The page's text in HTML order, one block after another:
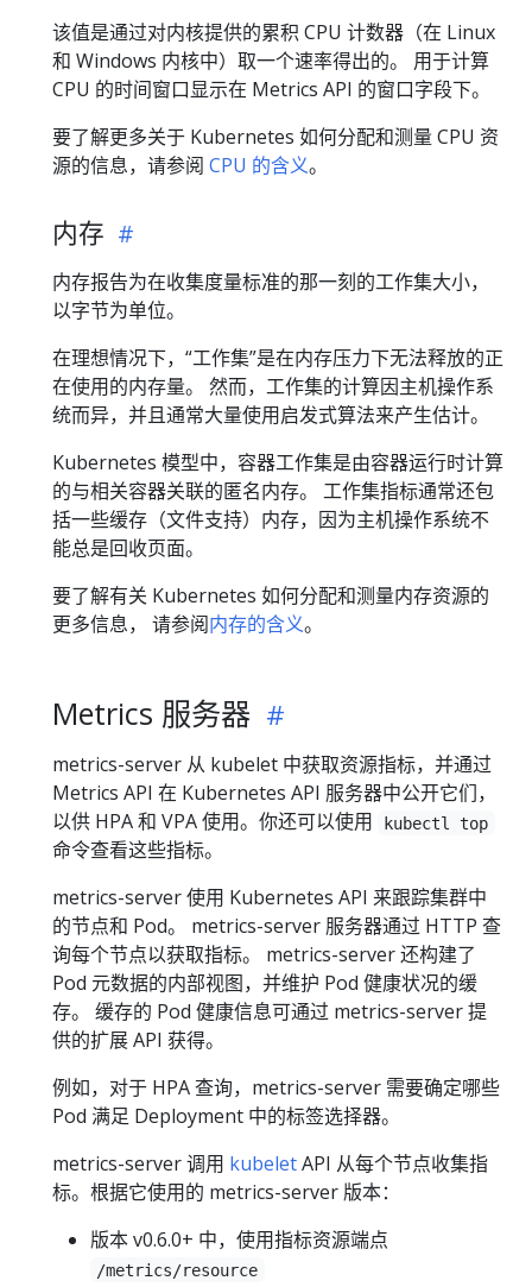
该值是通过对内核提供的累积 CPU 计数器（在 Linux
和 Windows 内核中）取一个速率得出的。 用于计算
CPU 的时间窗口显示在 Metrics API 的窗口字段下。
要了解更多关于 Kubernetes 如何分配和测量 CPU 资
源的信息，请参阅 CPU 的含义。
内存
内存报告为在收集度量标准的那一刻的工作集大小，
以字节为单位。
在理想情况下，“工作集”是在内存压力下无法释放的正
在使用的内存量。 然而，工作集的计算因主机操作系
统而异，并且通常大量使用启发式算法来产生估计。
Kubernetes 模型中，容器工作集是由容器运行时计算
的与相关容器关联的匿名内存。 工作集指标通常还包
括一些缓存（文件支持）内存，因为主机操作系统不
能总是回收页面。
要了解有关 Kubernetes 如何分配和测量内存资源的
更多信息， 请参阅内存的含义。
Metrics 服务器
metrics-server 从 kubelet 中获取资源指标，并通过
Metrics API 在 Kubernetes API 服务器中公开它们，
以供 HPA 和 VPA 使用。你还可以使用
kubectl top
命令查看这些指标。
metrics-server 使用 Kubernetes API 来跟踪集群中
的节点和 Pod。 metrics-server 服务器通过 HTTP 查
询每个节点以获取指标。 metrics-server 还构建了
Pod 元数据的内部视图，并维护 Pod 健康状况的缓
存。 缓存的 Pod 健康信息可通过 metrics-server 提
供的扩展 API 获得。
例如，对于 HPA 查询，metrics-server 需要确定哪些
Pod 满足 Deployment 中的标签选择器。
metrics-server 调用 kubeletAPI 从每个节点收集指
标。根据它使用的 metrics-server 版本：
版本 v0.6.0+ 中，使用指标资源端点
/metrics/resource